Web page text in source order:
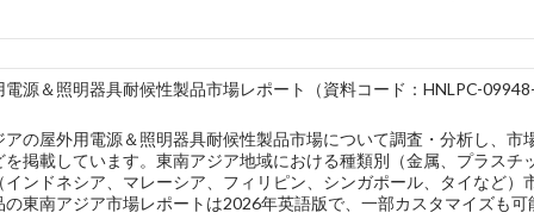
電源＆照明器具耐候性製品市場レポート（資料コード：HNLPC-09948-
の屋外用電源＆照明器具耐候性製品市場について調査・分析し、
掲載しています。東南アジア地域における種類別（金属、プラスチ
ンドネシア、マレーシア、フィリピン、シンガポール、タイなど
東南アジア市場レポートは2026年英語版で、一部カスタマイズも可